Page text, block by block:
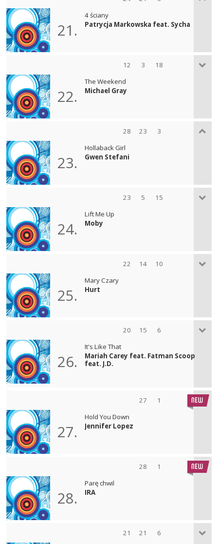
21.
4 ściany
Patrycja Markowska feat. Sycha
12 3 18
22.
The Weekend
Michael Gray
28 23 3
23.
Hollaback Girl
Gwen Stefani
23 5 15
24.
Lift Me Up
Moby
22 14 10
25.
Mary Czary
Hurt
20 15 6
26.
It's Like That
Mariah Carey feat. Fatman Scoop
feat. J.D.
27 1
27.
Hold You Down
Jennifer Lopez
28 1
28.
Parę chwil
IRA
21 21 6